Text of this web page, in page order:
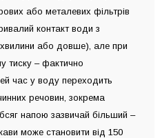
або металевих фільтрів
контакт води з
або довше), але при
тиску – фактично
час у воду переходить
речовин, зокрема
напою зазвичай більший –
може становити від 150